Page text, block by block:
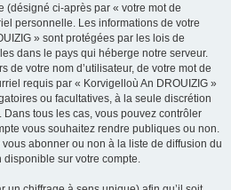
(désigné ci-après par « votre mot de
personnelle. Les informations de votre
» sont protégées par les lois de
dans le pays qui héberge notre serveur.
de votre nom d’utilisateur, de votre mot de
requis par « Korvigelloù An DROUIZIG »
ou facultatives, à la seule discrétion
tous les cas, vous pouvez contrôler
vous souhaitez rendre publiques ou non.
abonner ou non à la liste de diffusion du
sur votre compte.